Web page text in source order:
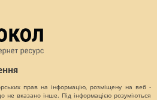
прав на інформацію, розміщену на веб -
не вказано інше. Під інформацією розуміються